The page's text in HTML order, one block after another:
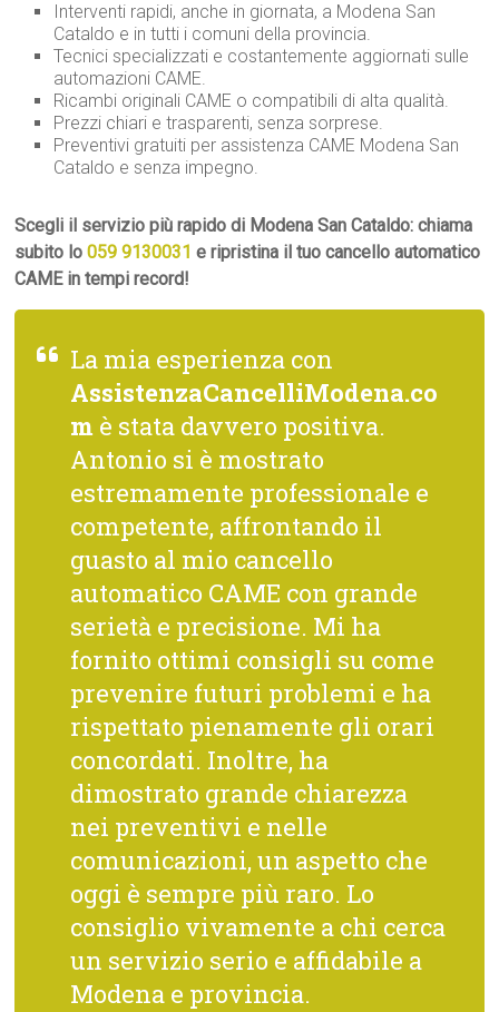
Interventi rapidi, anche in giornata, a Modena San
Cataldo e in tutti i comuni della provincia.
Tecnici specializzati e costantemente aggiornati sulle
automazioni CAME.
Ricambi originali CAME o compatibili di alta qualità.
Prezzi chiari e trasparenti, senza sorprese.
Preventivi gratuiti per assistenza CAME Modena San
Cataldo e senza impegno.
Scegli il servizio più rapido di Modena San Cataldo: chiama
subito lo 059 9130031 e ripristina il tuo cancello automatico
CAME in tempi record!
La mia esperienza con
AssistenzaCancelliModena.co
m è stata davvero positiva.
Antonio si è mostrato
estremamente professionale e
competente, affrontando il
guasto al mio cancello
automatico CAME con grande
serietà e precisione. Mi ha
fornito ottimi consigli su come
prevenire futuri problemi e ha
rispettato pienamente gli orari
concordati. Inoltre, ha
dimostrato grande chiarezza
nei preventivi e nelle
comunicazioni, un aspetto che
oggi è sempre più raro. Lo
consiglio vivamente a chi cerca
un servizio serio e affidabile a
Modena e provincia.